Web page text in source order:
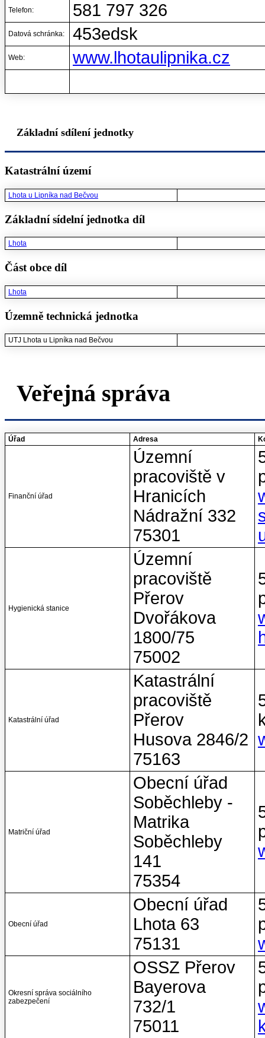
Telefon: 581 797 326
Datová schránka: 453edsk
Web: www.lhotaulipnika.cz
Základní sdílení jednotky
Katastrální území
Lhota u Lipníka nad Bečvou
Základní sídelní jednotka díl
Lhota
Část obce díl
Lhota
Územně technická jednotka
UTJ Lhota u Lipníka nad Bečvou
Veřejná správa
Úřad Adresa
Finanční úřad
Územní
pracoviště v
Hranicích
Nádražní 332
75301
Hygienická stanice
Územní
pracoviště
Přerov
Dvořákova
1800/75
75002
Katastrální úřad
Katastrální
pracoviště
Přerov
Husova 2846/2
75163
Matriční úřad
Obecní úřad
Soběchleby -
Matrika
Soběchleby
141
75354
Obecní úřad
Obecní úřad
Lhota 63
75131
Okresní správa sociálního
zabezpečení
OSSZ Přerov
Bayerova
732/1
75011